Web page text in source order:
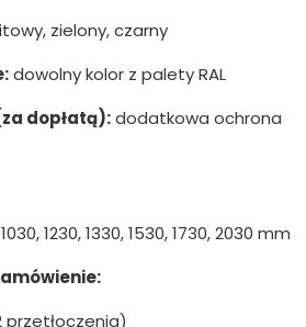
zielony, czarny
dowolny kolor z palety RAL
dopłatą):dodatkowa ochrona
1030, 1230, 1330, 1530, 1730, 2030 mm
przetłoczenia)